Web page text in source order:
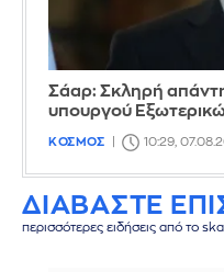
Σάαρ: Σκληρή
υπουργού
ΚΟΣΜΟΣ 10:29,
ΔΙΑΒΑΣΤΕ
περισσότερες ειδήσεις από το